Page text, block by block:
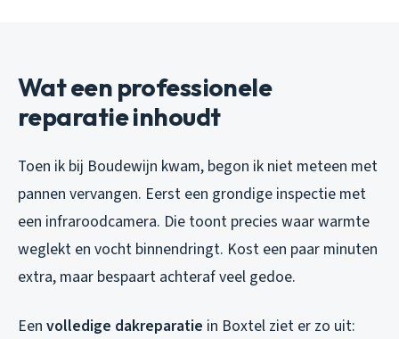
Wat een professionele
reparatie inhoudt
Toen ik bij Boudewijn kwam, begon ik niet meteen met
pannen vervangen. Eerst een grondige inspectie met
een infraroodcamera. Die toont precies waar warmte
weglekt en vocht binnendringt. Kost een paar minuten
extra, maar bespaart achteraf veel gedoe.
Een volledige dakreparatie in Boxtel ziet er zo uit: